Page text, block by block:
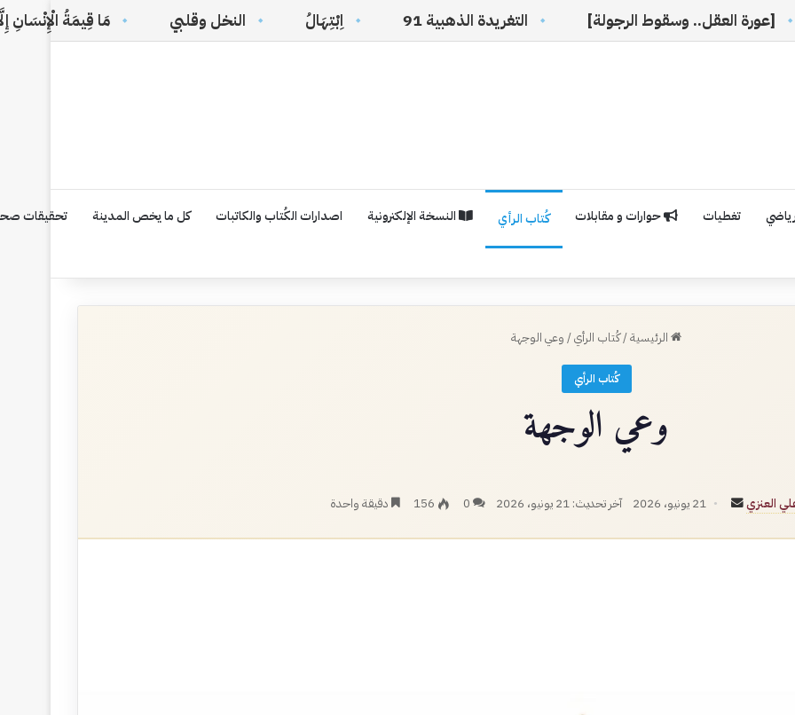
وسقوط الرجولة] التغريدة الذهبية 91 اِبْتِهَالُ النخل وقلبي مَا قِيمَةُ الْإِنْسَانِ إِلَّا مَوْقِفٌ
تغطيات حوارات و مقابلات كُتاب الرأي النسخة الإلكترونية اصدارات الكُتاب والكاتبات كل ما يخص المدينة تحقيقات
الرئيسية/كُتاب الرأي/ وعي الوجهة
كُتاب الرأي
وعي الوجهة
العنزي
أرسل
إلكترونيا
21 يونيو، 2026 آخر تحديث: 21 يونيو، 2026 0
156 دقيقة واحدة